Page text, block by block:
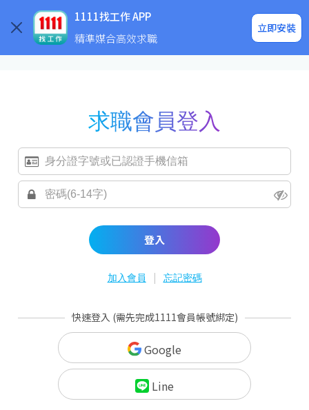
1111找工作 APP
精準媒合高效求職
立即安裝
企業求才
求職會員登入
登入
加入會員 | 忘記密碼
快速登入 (需先完成1111會員帳號綁定)
Google
Line